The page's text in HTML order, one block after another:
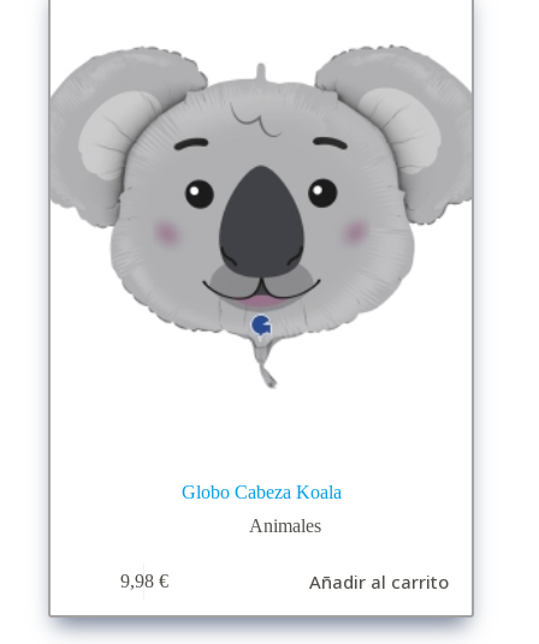
Globo Cabeza Koala
Animales
9,98 € Añadir al carrito